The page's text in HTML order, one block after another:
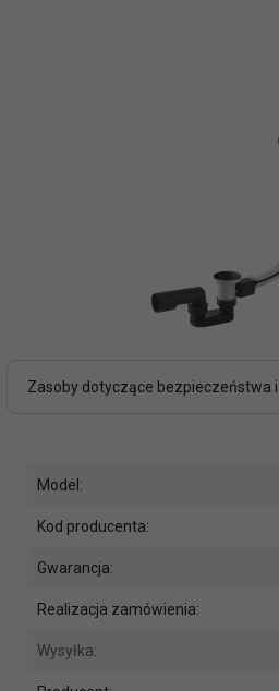
Zasoby dotyczące bezpieczeństwa
Model:
Kod producenta:
Gwarancja:
Realizacja zamówienia:
Wysyłka: